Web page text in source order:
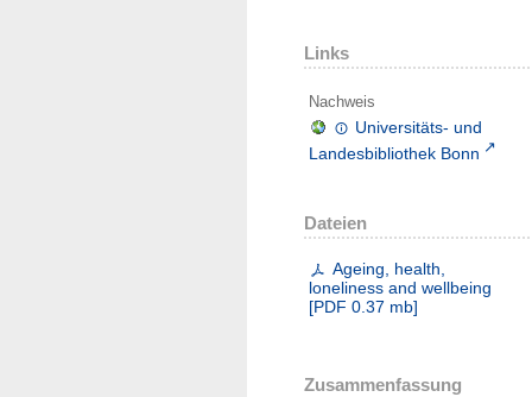
Links
Nachweis
Universitäts- und
Landesbibliothek Bonn
Dateien
Ageing, health,
loneliness and wellbeing
[PDF 0.37 mb]
Zusammenfassung